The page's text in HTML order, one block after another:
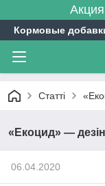
Кормовые
Статті
«Екоцид» —
06.04.2020